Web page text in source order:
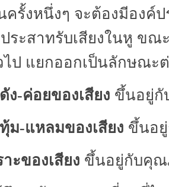
รั้งหนึ่งๆ จะต้องมีองค์ป
ระสาทรับเสียงในหู ขณ
ป แยกออกเป็นลักษณะ
ง-ค่อยของเสียง ขึ้นอยู่กั
ม-แหลมของเสียง ขึ้นอ
ะของเสียง ขึ้นอยู่กับคุณ